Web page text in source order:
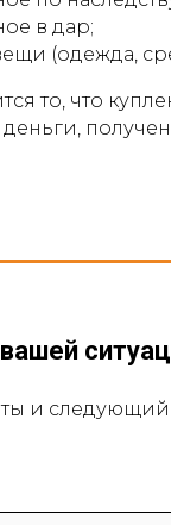
в дар;
(одежда,
то, что
и